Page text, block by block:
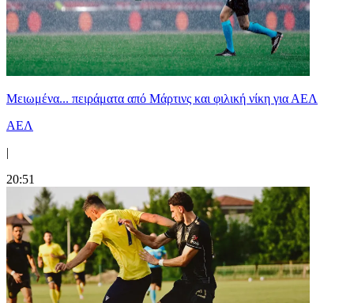
Μειωμένα... πειράματα από Μάρτινς και φιλική νίκη για ΑΕΛ
ΑΕΛ
|
20:51